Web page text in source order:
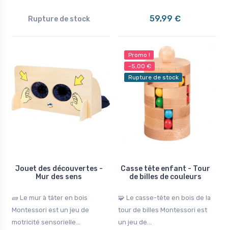
Rupture de stock 59,99 €
Jouet des découvertes -
Mur des sens
🧱 Le mur à tâter en bois
Montessori est un jeu de
motricité sensorielle...
Promo !
-5,00 €
Rupture de stock
Casse tête enfant - Tour
de billes de couleurs
🧩 Le casse-tête en bois de la
tour de billes Montessori est
un jeu de...